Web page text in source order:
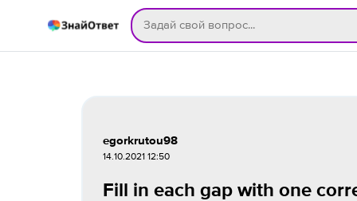
egorkrutou98
14.10.2021 12:50
Fill in each gap with one